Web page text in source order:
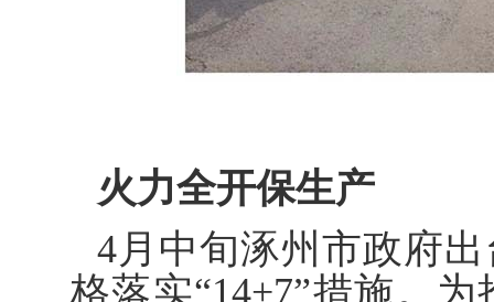
火力全开保生产
4月中旬涿州市政府
格落实“14+7”措施。